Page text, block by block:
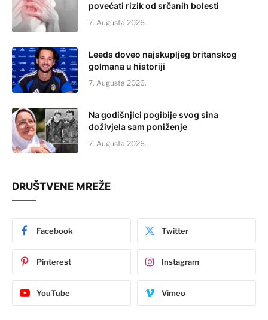
povećati rizik od srčanih bolesti
7. Augusta 2026.
Leeds doveo najskupljeg britanskog
golmana u historiji
7. Augusta 2026.
Na godišnjici pogibije svog sina
doživjela sam poniženje
7. Augusta 2026.
DRUŠTVENE MREŽE
Facebook Twitter
Pinterest Instagram
YouTube Vimeo